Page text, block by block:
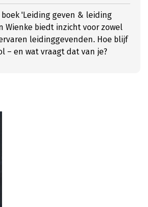
'Leiding geven & leiding
Wienke biedt inzicht voor zowel
leidinggevenden. Hoe blijf
– en wat vraagt dat van je?